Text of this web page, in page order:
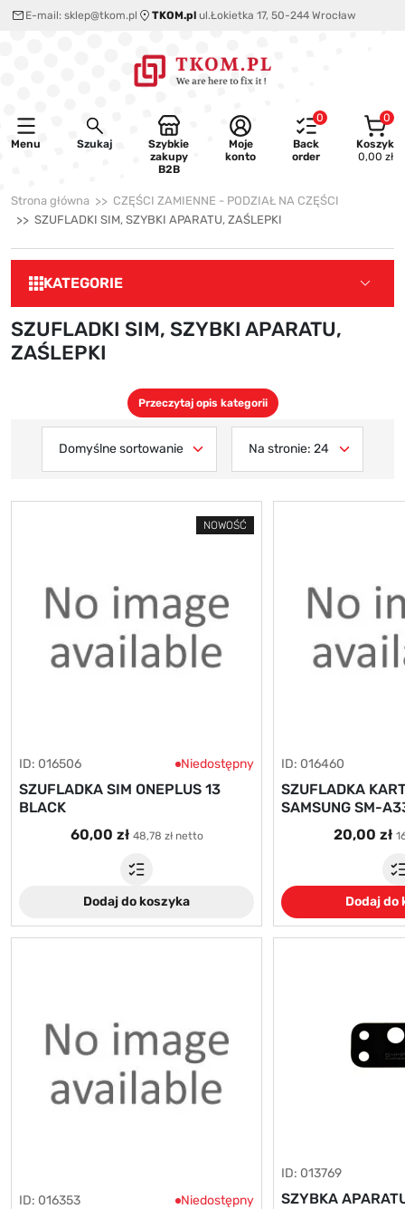
E-mail: sklep@tkom.pl TKOM.pl ul.Łokietka 17, 50-244 Wrocław
Menu Szukaj
Szybkie
zakupy
B2B
Moje
konto
0
Back
order
0
Koszyk
0,00 zł
Strona główna
CZĘŚCI ZAMIENNE - PODZIAŁ NA CZĘŚCI
SZUFLADKI SIM, SZYBKI APARATU, ZAŚLEPKI
KATEGORIE
SZUFLADKI SIM, SZYBKI APARATU,
ZAŚLEPKI
Przeczytaj opis kategorii
NOWOŚĆ
ID: 016506 Niedostępny
SZUFLADKA SIM ONEPLUS 13
BLACK
60,00 zł 48,78 zł netto
Dodaj do koszyka
ID: 016460
SZUFLADKA
SAMSUNG SM-
20,00 zł
Dodaj do
ID: 016353 Niedostępny
ID: 013769
SZYBKA